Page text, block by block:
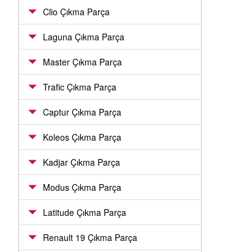
Clio Çıkma Parça
Laguna Çıkma Parça
Master Çıkma Parça
Trafic Çıkma Parça
Captur Çıkma Parça
Koleos Çıkma Parça
Kadjar Çıkma Parça
Modus Çıkma Parça
Latitude Çıkma Parça
Renault 19 Çıkma Parça